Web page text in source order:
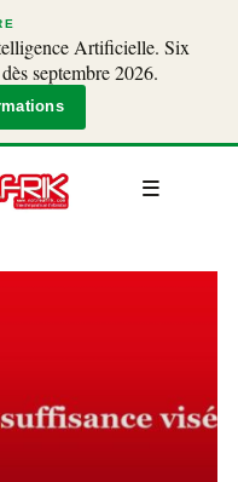
Artificielle. Six
septembre 2026.